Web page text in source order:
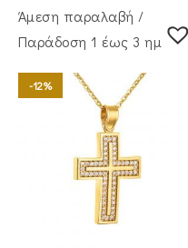
Άμεση παραλαβή /
Παράδoση 1 έως 3 ημέρες
-12%